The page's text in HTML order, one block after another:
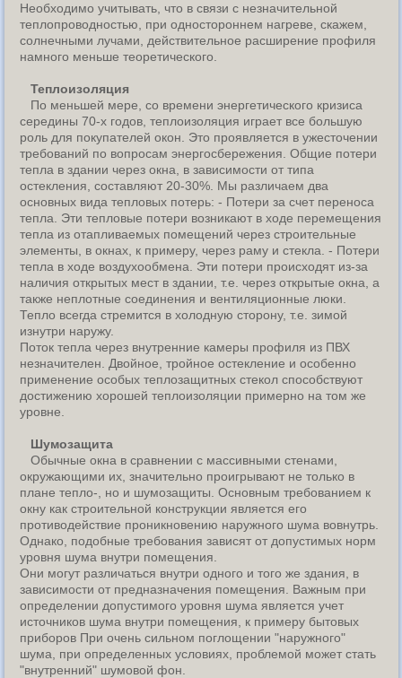
Необходимо учитывать, что в связи с незначительной
теплопроводностью, при одностороннем нагреве, скажем,
солнечными лучами, действительное расширение профиля
намного меньше теоретического.
Теплоизоляция
По меньшей мере, со времени энергетического кризиса
середины 70-х годов, теплоизоляция играет все большую
роль для покупателей окон. Это проявляется в ужесточении
требований по вопросам энергосбережения. Общие потери
тепла в здании через окна, в зависимости от типа
остекления, составляют 20-30%. Мы различаем два
основных вида тепловых потерь: - Потери за счет переноса
тепла. Эти тепловые потери возникают в ходе перемещения
тепла из отапливаемых помещений через строительные
элементы, в окнах, к примеру, через раму и стекла. - Потери
тепла в ходе воздухообмена. Эти потери происходят из-за
наличия открытых мест в здании, т.е. через открытые окна, а
также неплотные соединения и вентиляционные люки.
Тепло всегда стремится в холодную сторону, т.е. зимой
изнутри наружу.
Поток тепла через внутренние камеры профиля из ПВХ
незначителен. Двойное, тройное остекление и особенно
применение особых теплозащитных стекол способствуют
достижению хорошей теплоизоляции примерно на том же
уровне.
Шумозащита
Обычные окна в сравнении с массивными стенами,
окружающими их, значительно проигрывают не только в
плане тепло-, но и шумозащиты. Основным требованием к
окну как строительной конструкции является его
противодействие проникновению наружного шума вовнутрь.
Однако, подобные требования зависят от допустимых норм
уровня шума внутри помещения.
Они могут различаться внутри одного и того же здания, в
зависимости от предназначения помещения. Важным при
определении допустимого уровня шума является учет
источников шума внутри помещения, к примеру бытовых
приборов При очень сильном поглощении "наружного"
шума, при определенных условиях, проблемой может стать
"внутренний" шумовой фон.